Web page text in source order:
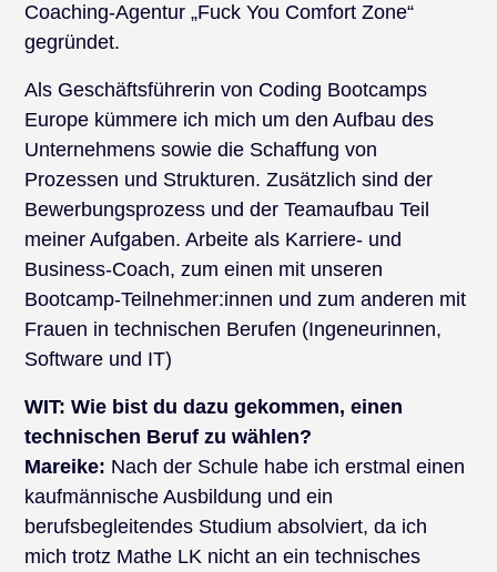
Coaching-Agentur „Fuck You Comfort Zone“
gegründet.
Als Geschäftsführerin von Coding Bootcamps
Europe kümmere ich mich um den Aufbau des
Unternehmens sowie die Schaffung von
Prozessen und Strukturen. Zusätzlich sind der
Bewerbungsprozess und der Teamaufbau Teil
meiner Aufgaben. Arbeite als Karriere- und
Business-Coach, zum einen mit unseren
Bootcamp-Teilnehmer:innen und zum anderen mit
Frauen in technischen Berufen (Ingeneurinnen,
Software und IT)
WIT: Wie bist du dazu gekommen, einen
technischen Beruf zu wählen?
Mareike: Nach der Schule habe ich erstmal einen
kaufmännische Ausbildung und ein
berufsbegleitendes Studium absolviert, da ich
mich trotz Mathe LK nicht an ein technisches